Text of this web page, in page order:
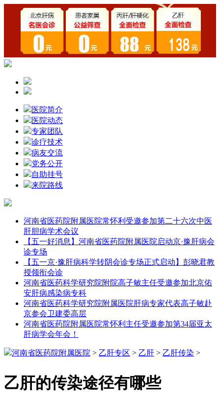
医院简介
医院动态
专家团队
诊疗技术
病友交流
党务公开
自助挂号
来院路线
河南省医药院附属医院常怀利受邀参加第二十六次中医
肝胆病学术会议
【五一好消息】河南省医药院附属医院启动京·豫肝病会
诊专场
【五一京·豫肝病科学转阴会诊专场正式启动】彭晓君教
授领衔会诊
河南省医药科学研究院附院高子敏主任受邀参加北京佑
安肝病感染病专科
河南省医药科学研究院附属医院肝病专家代表高子敏赴
京参会卫建委高层
河南省医药院附属医院常怀利主任受邀参加第34届亚太
肝病学会年会！
河南省医药院附属医院 > 乙肝专区 > 乙肝 > 乙肝传染 >
乙肝的传染途径有哪些